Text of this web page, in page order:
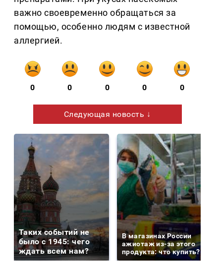
важно своевременно обращаться за
помощью, особенно людям с известной
аллергией.
0 0 0 0 0
Следующая новость ↓
Таких событий не
было с 1945: чего
ждать всем нам?
В магазинах России
ажиотаж из-за этого
продукта: что купить?